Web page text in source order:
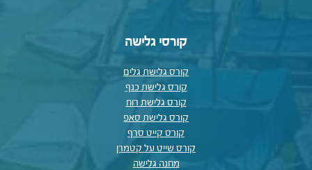
קורסי גלישה
קורס גלישת גלים
קורס גלישת כנף
קורס גלישת רוח
קורס גלישת סאפ
קורס קייט סרף
קורס שייט על קטמרן
מחנה גלישה